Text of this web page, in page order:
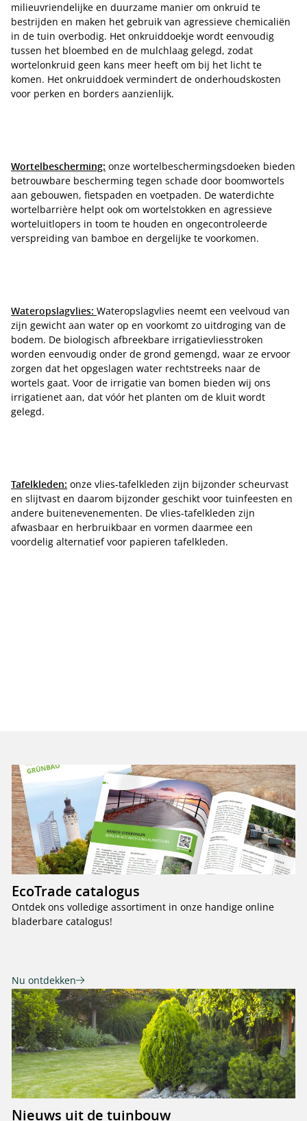
milieuvriendelijke en duurzame manier om onkruid te
bestrijden en maken het gebruik van agressieve chemicaliën
in de tuin overbodig. Het onkruiddoekje wordt eenvoudig
tussen het bloembed en de mulchlaag gelegd, zodat
wortelonkruid geen kans meer heeft om bij het licht te
komen. Het onkruiddoek vermindert de onderhoudskosten
voor perken en borders aanzienlijk.
Wortelbescherming: onze wortelbeschermingsdoeken bieden
betrouwbare bescherming tegen schade door boomwortels
aan gebouwen, fietspaden en voetpaden. De waterdichte
wortelbarrière helpt ook om wortelstokken en agressieve
worteluitlopers in toom te houden en ongecontroleerde
verspreiding van bamboe en dergelijke te voorkomen.
Wateropslagvlies: Wateropslagvlies neemt een veelvoud van
zijn gewicht aan water op en voorkomt zo uitdroging van de
bodem. De biologisch afbreekbare irrigatievliesstroken
worden eenvoudig onder de grond gemengd, waar ze ervoor
zorgen dat het opgeslagen water rechtstreeks naar de
wortels gaat. Voor de irrigatie van bomen bieden wij ons
irrigatienet aan, dat vóór het planten om de kluit wordt
gelegd.
Tafelkleden: onze vlies-tafelkleden zijn bijzonder scheurvast
en slijtvast en daarom bijzonder geschikt voor tuinfeesten en
andere buitenevenementen. De vlies-tafelkleden zijn
afwasbaar en herbruikbaar en vormen daarmee een
voordelig alternatief voor papieren tafelkleden.
EcoTrade catalogus
Ontdek ons volledige assortiment in onze handige online
bladerbare catalogus!
Nu ontdekken
Nieuws uit de tuinbouw